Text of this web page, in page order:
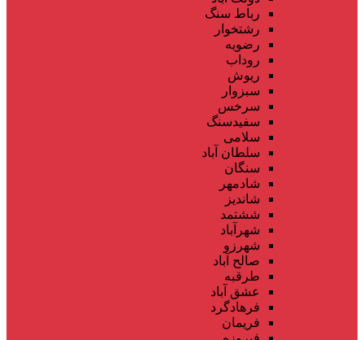
رباط سنگ
رشتخوار
رضویه
روداب
ریوش
سبزوار
سرخس
سفیدسنگ
سلامی
سلطان آباد
سنگان
شادمهر
شاندیز
ششتمد
شهرآباد
شهرزو
صالح آباد
طرقبه
عشق آباد
فرهادگرد
فریمان